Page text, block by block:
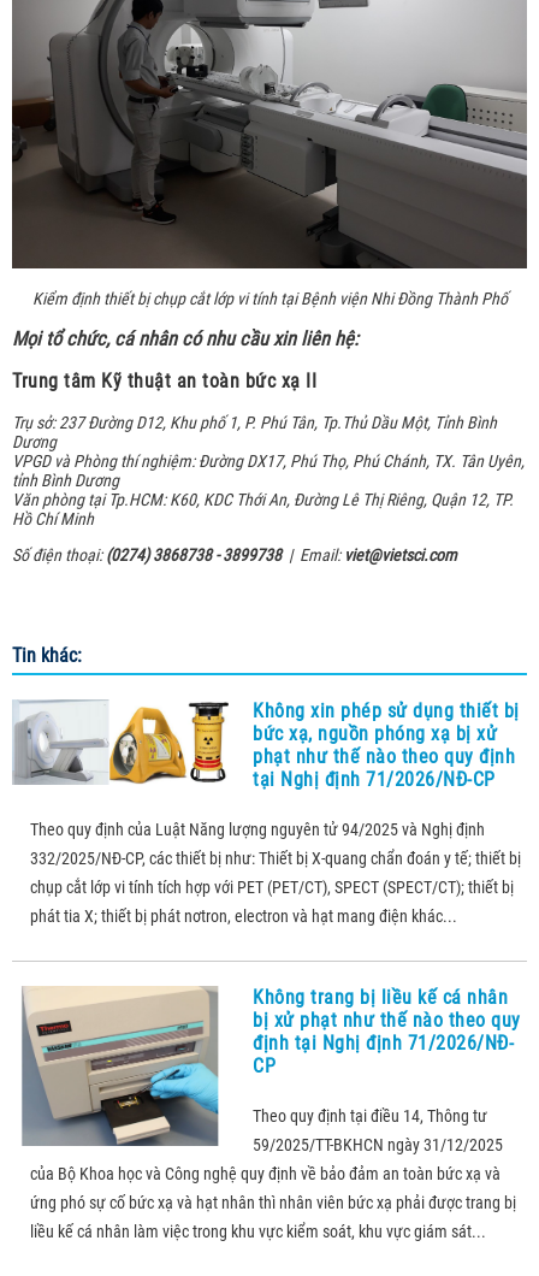
Kiểm định thiết bị chụp cắt lớp vi tính tại Bệnh việnNhi Đồng Thành Phố
Mọi tổ chức, cá nhân có nhu cầu xin liên hệ:
Trung tâm Kỹ thuật an toàn bức xạ II
Trụ sở: 237 Đường D12, Khu phố 1, P. Phú Tân, Tp.Thủ Dầu Một, Tỉnh Bình
Dương
VPGD và Phòng thí nghiệm: Đường DX17, Phú Thọ, Phú Chánh, TX. Tân Uyên,
tỉnh Bình Dương
Văn phòng tại Tp.HCM: K60, KDC Thới An, Đường Lê Thị Riêng, Quận 12, TP.
Hồ Chí Minh
Số điện thoại:(0274) 3868738 - 3899738| Email: viet@vietsci.com
Tin khác:
Không xin phép sử dụng thiết bị
bức xạ, nguồn phóng xạ bị xử
phạt như thế nào theo quy định
tại Nghị định 71/2026/NĐ-CP
Theo quy định của Luật Năng lượng nguyên tử 94/2025 và Nghị định
332/2025/NĐ-CP, các thiết bị như: Thiết bị X-quang chẩn đoán y tế; thiết bị
chụp cắt lớp vi tính tích hợp với PET (PET/CT), SPECT (SPECT/CT); thiết bị
phát tia X; thiết bị phát nơtron, electron và hạt mang điện khác...
Không trang bị liều kế cá nhân
bị xử phạt như thế nào theo quy
định tại Nghị định 71/2026/NĐ-
CP
Theo quy định tại điều 14, Thông tư
59/2025/TT-BKHCN ngày 31/12/2025
của Bộ Khoa học và Công nghệ quy định về bảo đảm an toàn bức xạ và
ứng phó sự cố bức xạ và hạt nhân thì nhân viên bức xạ phải được trang bị
liều kế cá nhân làm việc trong khu vực kiểm soát, khu vực giám sát...